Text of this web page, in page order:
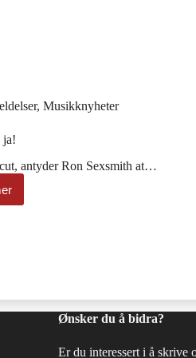
, Musikknyheter
ja!
antyder Ron Sexsmith at…
Ønsker du å bidra?
Er du interessert i å skrive